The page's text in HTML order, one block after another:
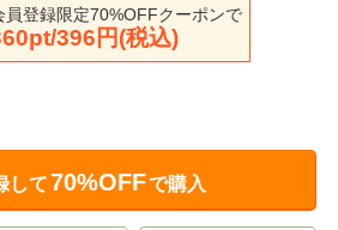
員登録限定70%OFFクーポンで
396円(税込)
して70%OFFで購入